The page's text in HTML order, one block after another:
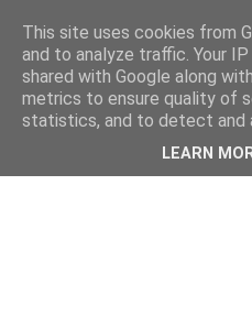
This site uses cookies from
and to analyze traffic. Your
shared with Google along
metrics to ensure quality of
statistics, and to detect and
LEARN